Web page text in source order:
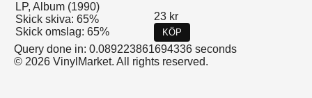
LP, Album (1990)
Skick skiva: 65%
Skick omslag: 65%
23 kr
KÖP
Query done in: 0.089223861694336 seconds
© 2026 VinylMarket. All rights reserved.